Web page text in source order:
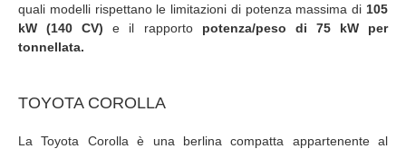
quali modelli rispettano le limitazioni di potenza massima di 105
kW (140 CV)e il rapporto potenza/peso di 75 kW per
tonnellata.
TOYOTA COROLLA
La Toyota Corolla è una berlina compatta appartenente al